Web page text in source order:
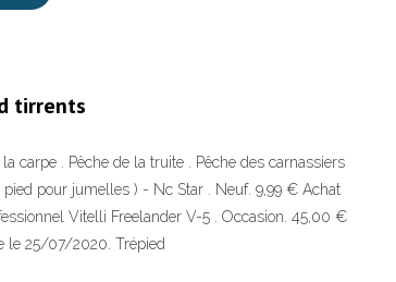
tirrents
carpe . Pêche de la truite . Pêche des carnassiers
pour jumelles ) - Nc Star . Neuf. 9,99 € Achat
Vitelli Freelander V-5 . Occasion. 45,00 €
le 25/07/2020. Trépied